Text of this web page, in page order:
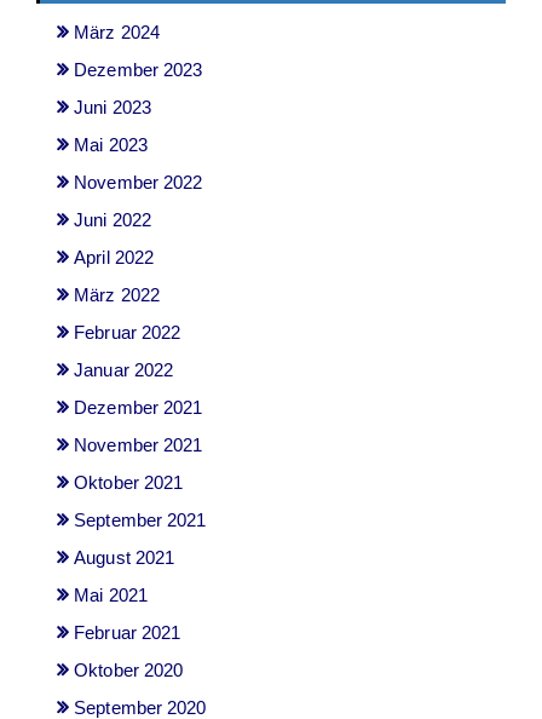
März 2024
Dezember 2023
Juni 2023
Mai 2023
November 2022
Juni 2022
April 2022
März 2022
Februar 2022
Januar 2022
Dezember 2021
November 2021
Oktober 2021
September 2021
August 2021
Mai 2021
Februar 2021
Oktober 2020
September 2020